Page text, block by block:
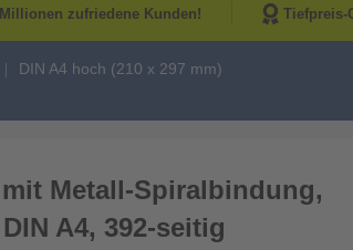
zufriedene Kunden! Tiefpreis-
DIN A4 hoch (210 x 297 mm)
Metall-Spiralbindung,
A4, 392-seitig